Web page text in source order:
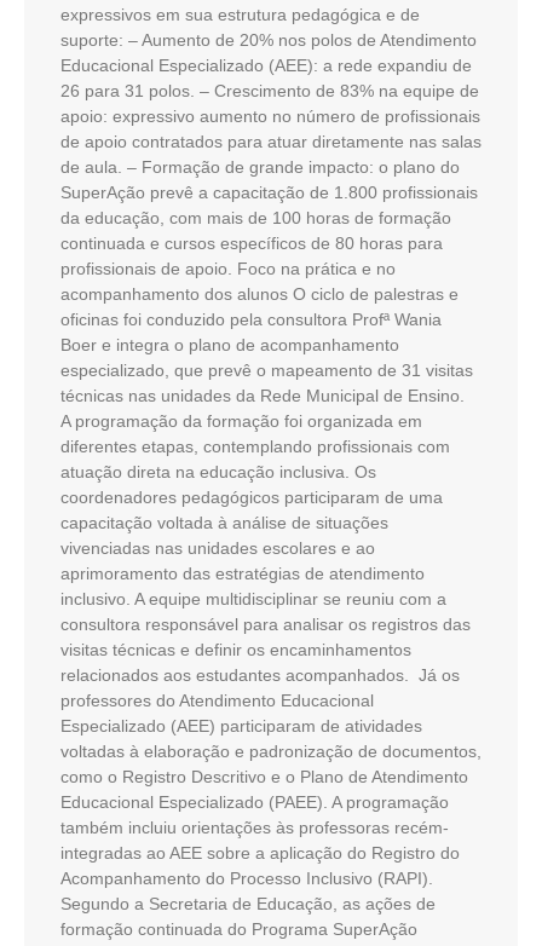
expressivos em sua estrutura pedagógica e de
suporte: – Aumento de 20% nos polos de Atendimento
Educacional Especializado (AEE): a rede expandiu de
26 para 31 polos. – Crescimento de 83% na equipe de
apoio: expressivo aumento no número de profissionais
de apoio contratados para atuar diretamente nas salas
de aula. – Formação de grande impacto: o plano do
SuperAção prevê a capacitação de 1.800 profissionais
da educação, com mais de 100 horas de formação
continuada e cursos específicos de 80 horas para
profissionais de apoio. Foco na prática e no
acompanhamento dos alunos O ciclo de palestras e
oficinas foi conduzido pela consultora Profª Wania
Boer e integra o plano de acompanhamento
especializado, que prevê o mapeamento de 31 visitas
técnicas nas unidades da Rede Municipal de Ensino.
A programação da formação foi organizada em
diferentes etapas, contemplando profissionais com
atuação direta na educação inclusiva. Os
coordenadores pedagógicos participaram de uma
capacitação voltada à análise de situações
vivenciadas nas unidades escolares e ao
aprimoramento das estratégias de atendimento
inclusivo. A equipe multidisciplinar se reuniu com a
consultora responsável para analisar os registros das
visitas técnicas e definir os encaminhamentos
relacionados aos estudantes acompanhados. Já os
professores do Atendimento Educacional
Especializado (AEE) participaram de atividades
voltadas à elaboração e padronização de documentos,
como o Registro Descritivo e o Plano de Atendimento
Educacional Especializado (PAEE). A programação
também incluiu orientações às professoras recém-
integradas ao AEE sobre a aplicação do Registro do
Acompanhamento do Processo Inclusivo (RAPI).
Segundo a Secretaria de Educação, as ações de
formação continuada do Programa SuperAção